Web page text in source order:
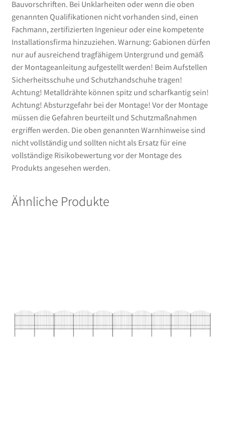
Bauvorschriften. Bei Unklarheiten oder wenn die oben
genannten Qualifikationen nicht vorhanden sind, einen
Fachmann, zertifizierten Ingenieur oder eine kompetente
Installationsfirma hinzuziehen. Warnung: Gabionen dürfen
nur auf ausreichend tragfähigem Untergrund und gemäß
der Montageanleitung aufgestellt werden! Beim Aufstellen
Sicherheitsschuhe und Schutzhandschuhe tragen!
Achtung! Metalldrähte können spitz und scharfkantig sein!
Achtung! Absturzgefahr bei der Montage! Vor der Montage
müssen die Gefahren beurteilt und Schutzmaßnahmen
ergriffen werden. Die oben genannten Warnhinweise sind
nicht vollständig und sollten nicht als Ersatz für eine
vollständige Risikobewertung vor der Montage des
Produkts angesehen werden.
Ähnliche Produkte